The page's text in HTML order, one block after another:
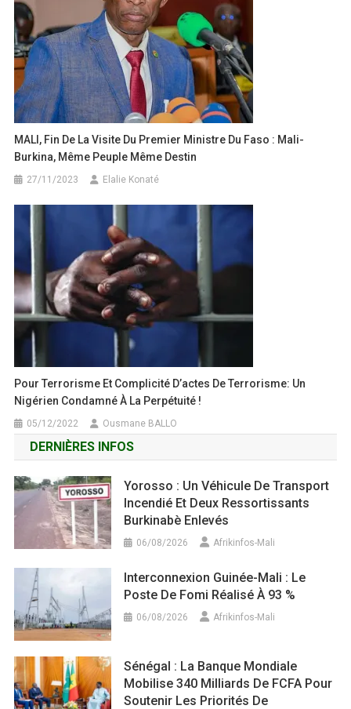
MALI, Fin De La Visite Du Premier Ministre Du Faso : Mali-
Burkina, Même Peuple Même Destin
27/11/2023 Elalie Konaté
Pour Terrorisme Et Complicité D’actes De Terrorisme: Un
Nigérien Condamné À La Perpétuité !
05/12/2022 Ousmane BALLO
DERNIÈRES INFOS
Yorosso : Un Véhicule De Transport
Incendié Et Deux Ressortissants
Burkinabè Enlevés
06/08/2026 Afrikinfos-Mali
Interconnexion Guinée-Mali : Le
Poste De Fomi Réalisé À 93 %
06/08/2026 Afrikinfos-Mali
Sénégal : La Banque Mondiale
Mobilise 340 Milliards De FCFA Pour
Soutenir Les Priorités De